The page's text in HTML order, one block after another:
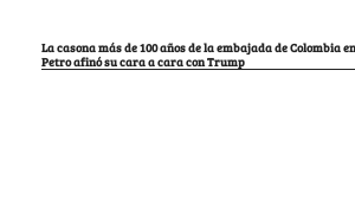
La casona más de 100 años de la embajada de Colombia
Petro afinó su cara a cara con Trump